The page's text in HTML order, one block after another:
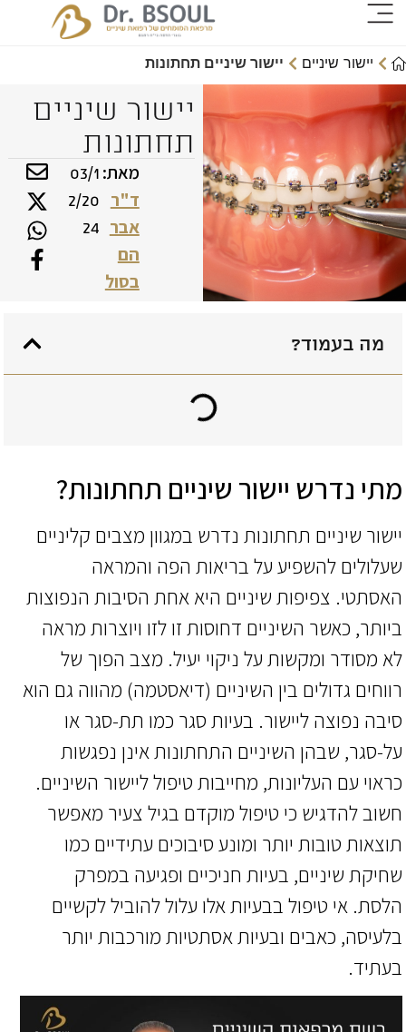
יישור שיניים יישור שיניים תחתונות
יישור שיניים
תחתונות
מאת:
ד"ר
אבר
הם
בסול
03/1
2/20
24
מתי נדרש יישור שיניים תחתונות?
יישור שיניים תחתונות נדרש במגוון מצבים קליניים
שעלולים להשפיע על בריאות הפה והמראה
האסתטי. צפיפות שיניים היא אחת הסיבות הנפוצות
ביותר, כאשר השיניים דחוסות זו לזו ויוצרות מראה
לא מסודר ומקשות על ניקוי יעיל. מצב הפוך של
רווחים גדולים בין השיניים (דיאסטמה) מהווה גם הוא
סיבה נפוצה ליישור. בעיות סגר כמו תת-סגר או
על-סגר, שבהן השיניים התחתונות אינן נפגשות
כראוי עם העליונות, מחייבות טיפול ליישור השיניים.
חשוב להדגיש כי טיפול מוקדם בגיל צעיר מאפשר
תוצאות טובות יותר ומונע סיבוכים עתידיים כמו
שחיקת שיניים, בעיות חניכיים ופגיעה במפרק
הלסת. אי טיפול בבעיות אלו עלול להוביל לקשיים
בלעיסה, כאבים ובעיות אסתטיות מורכבות יותר
בעתיד.
מה בעמוד?